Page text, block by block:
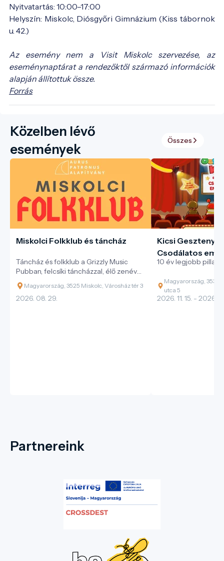
Nyitvatartás: 10:00–17:00
Helyszín: Miskolc, Diósgyőri Gimnázium (Kiss tábornok
u. 42.)
Az esemény nem a Visit Miskolc szervezése, az
eseménynaptárat a rendezőktől származó információk
alapján állítottuk össze.
Forrás
Közelben lévő
események
Összes
Miskolci Folkklub és táncház
Táncház és folkklub a Grizzly Music
Pubban, felcsíki táncházzal, élő zenével
és változatos magyar néptáncokkal.
Magyarország, 3525 Miskolc, Városház tér 3
2026. 08. 29.
Kicsi Gesztenye
Csodálatos
10 év legjobb
Magyarország, 3530
utca 5
2026. 11. 15. - 2026.
Partnereink